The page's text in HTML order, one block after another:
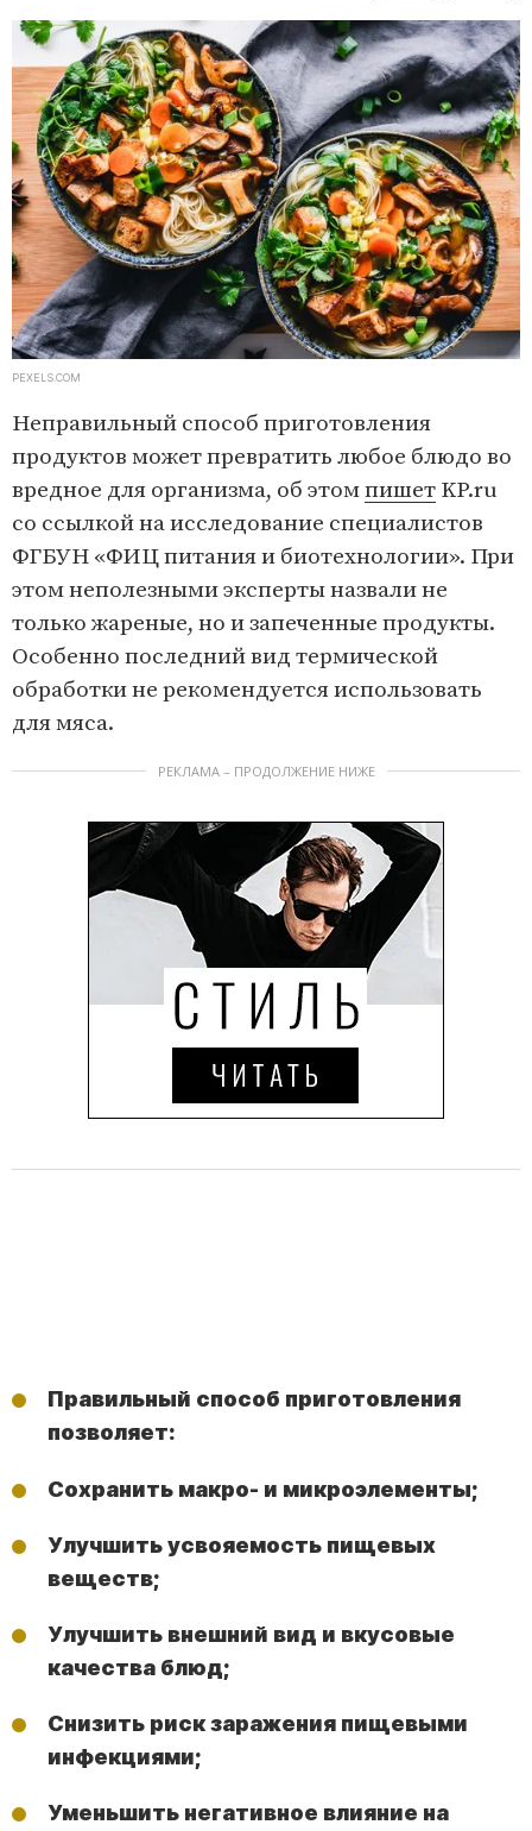
PEXELS.COM
Неправильный способ приготовления
продуктов может превратить любое блюдо во
вредное для организма, об этомпишет KP.ru
со ссылкой на исследование специалистов
ФГБУН «ФИЦ питания и биотехнологии». При
этом неполезными эксперты назвали не
только жареные, но и запеченные продукты.
Особенно последний вид термической
обработки не рекомендуется использовать
для мяса.
РЕКЛАМА – ПРОДОЛЖЕНИЕ НИЖЕ
Правильный способ приготовления
позволяет:
Сохранить макро- и микроэлементы;
Улучшить усвояемость пищевых
веществ;
Улучшить внешний вид и вкусовые
качества блюд;
Снизить риск заражения пищевыми
инфекциями;
Уменьшить негативное влияние на